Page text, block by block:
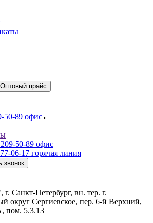
Оптовый прайс
50-89 офис
50-89 офис
06-17 горячая линия
звонок
Санкт-Петербург, вн. тер. г.
округ Сергиевское, пер. 6-й Верхний,
пом. 5.3.13